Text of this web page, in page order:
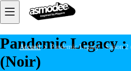
Accueil Pandemic Legacy : Saison
Pandemic Legacy :
(Noir)